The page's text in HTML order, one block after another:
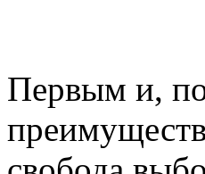
Первым и,